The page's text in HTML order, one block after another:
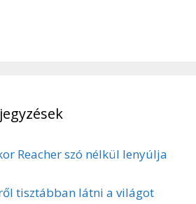
Reacher szó nélkül lenyúlja
tisztábban látni a világot